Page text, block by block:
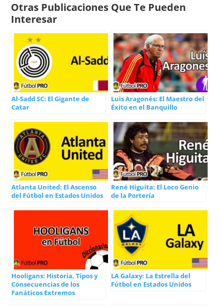
Otras Publicaciones Que Te Pueden
Interesar
Al-Sadd SC: El Gigante de
Catar
Luis Aragonés: El Maestro del
Éxito en el Banquillo
Atlanta United: El Ascenso
del Fútbol en Estados Unidos
René Higuita: El Loco Genio
de la Portería
Hooligans: Historia, Tipos y
Consecuencias de los
Fanáticos Extremos
LA Galaxy: La Estrella del
Fútbol en Estados Unidos